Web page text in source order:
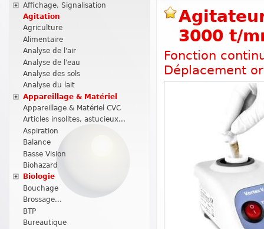
Affichage, Signalisation
Agitation
Agriculture
Alimentaire
Analyse de l'air
Analyse de l'eau
Analyse des sols
Analyse du lait
Appareillage & Matériel
Appareillage & Matériel CVC
Articles insolites, astucieux...
Aspiration
Balance
Basse Vision
Biohazard
Biologie
Bouchage
Brossage...
BTP
Bureautique
3000 t/
Fonction
Déplacement